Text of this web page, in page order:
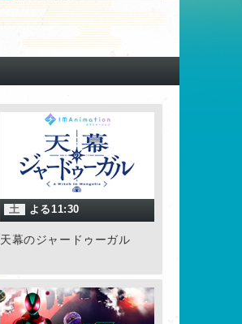
土 よる11:30
天幕のジャードゥーガル